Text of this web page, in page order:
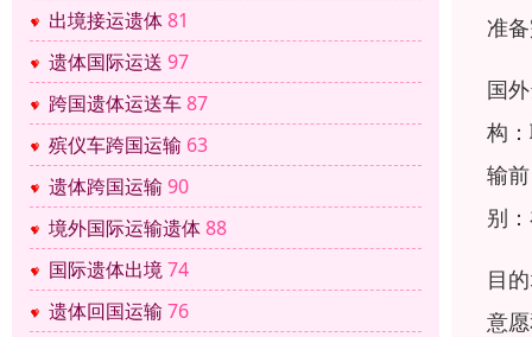
出境接运遗体81
遗体国际运送 97
跨国遗体运送车87
殡仪车跨国运输 63
遗体跨国运输 90
境外国际运输遗体88
国际遗体出境74
遗体回国运输 76
准
国
构
输
别
目
意